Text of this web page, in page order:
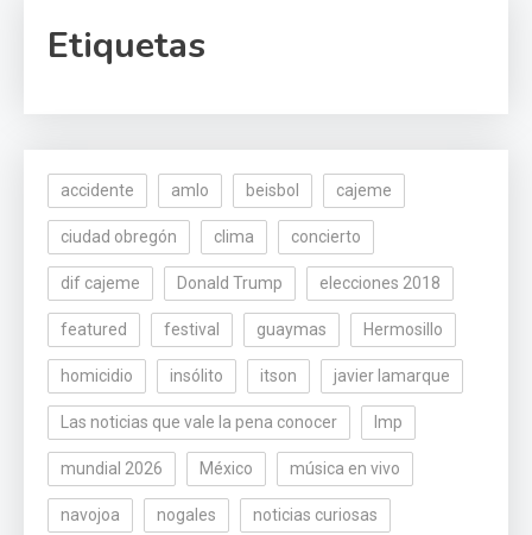
Etiquetas
accidente amlo beisbol cajeme
ciudad obregón clima concierto
dif cajeme Donald Trump elecciones 2018
featured festival guaymas Hermosillo
homicidio insólito itson javier lamarque
Las noticias que vale la pena conocer lmp
mundial 2026 México música en vivo
navojoa nogales noticias curiosas